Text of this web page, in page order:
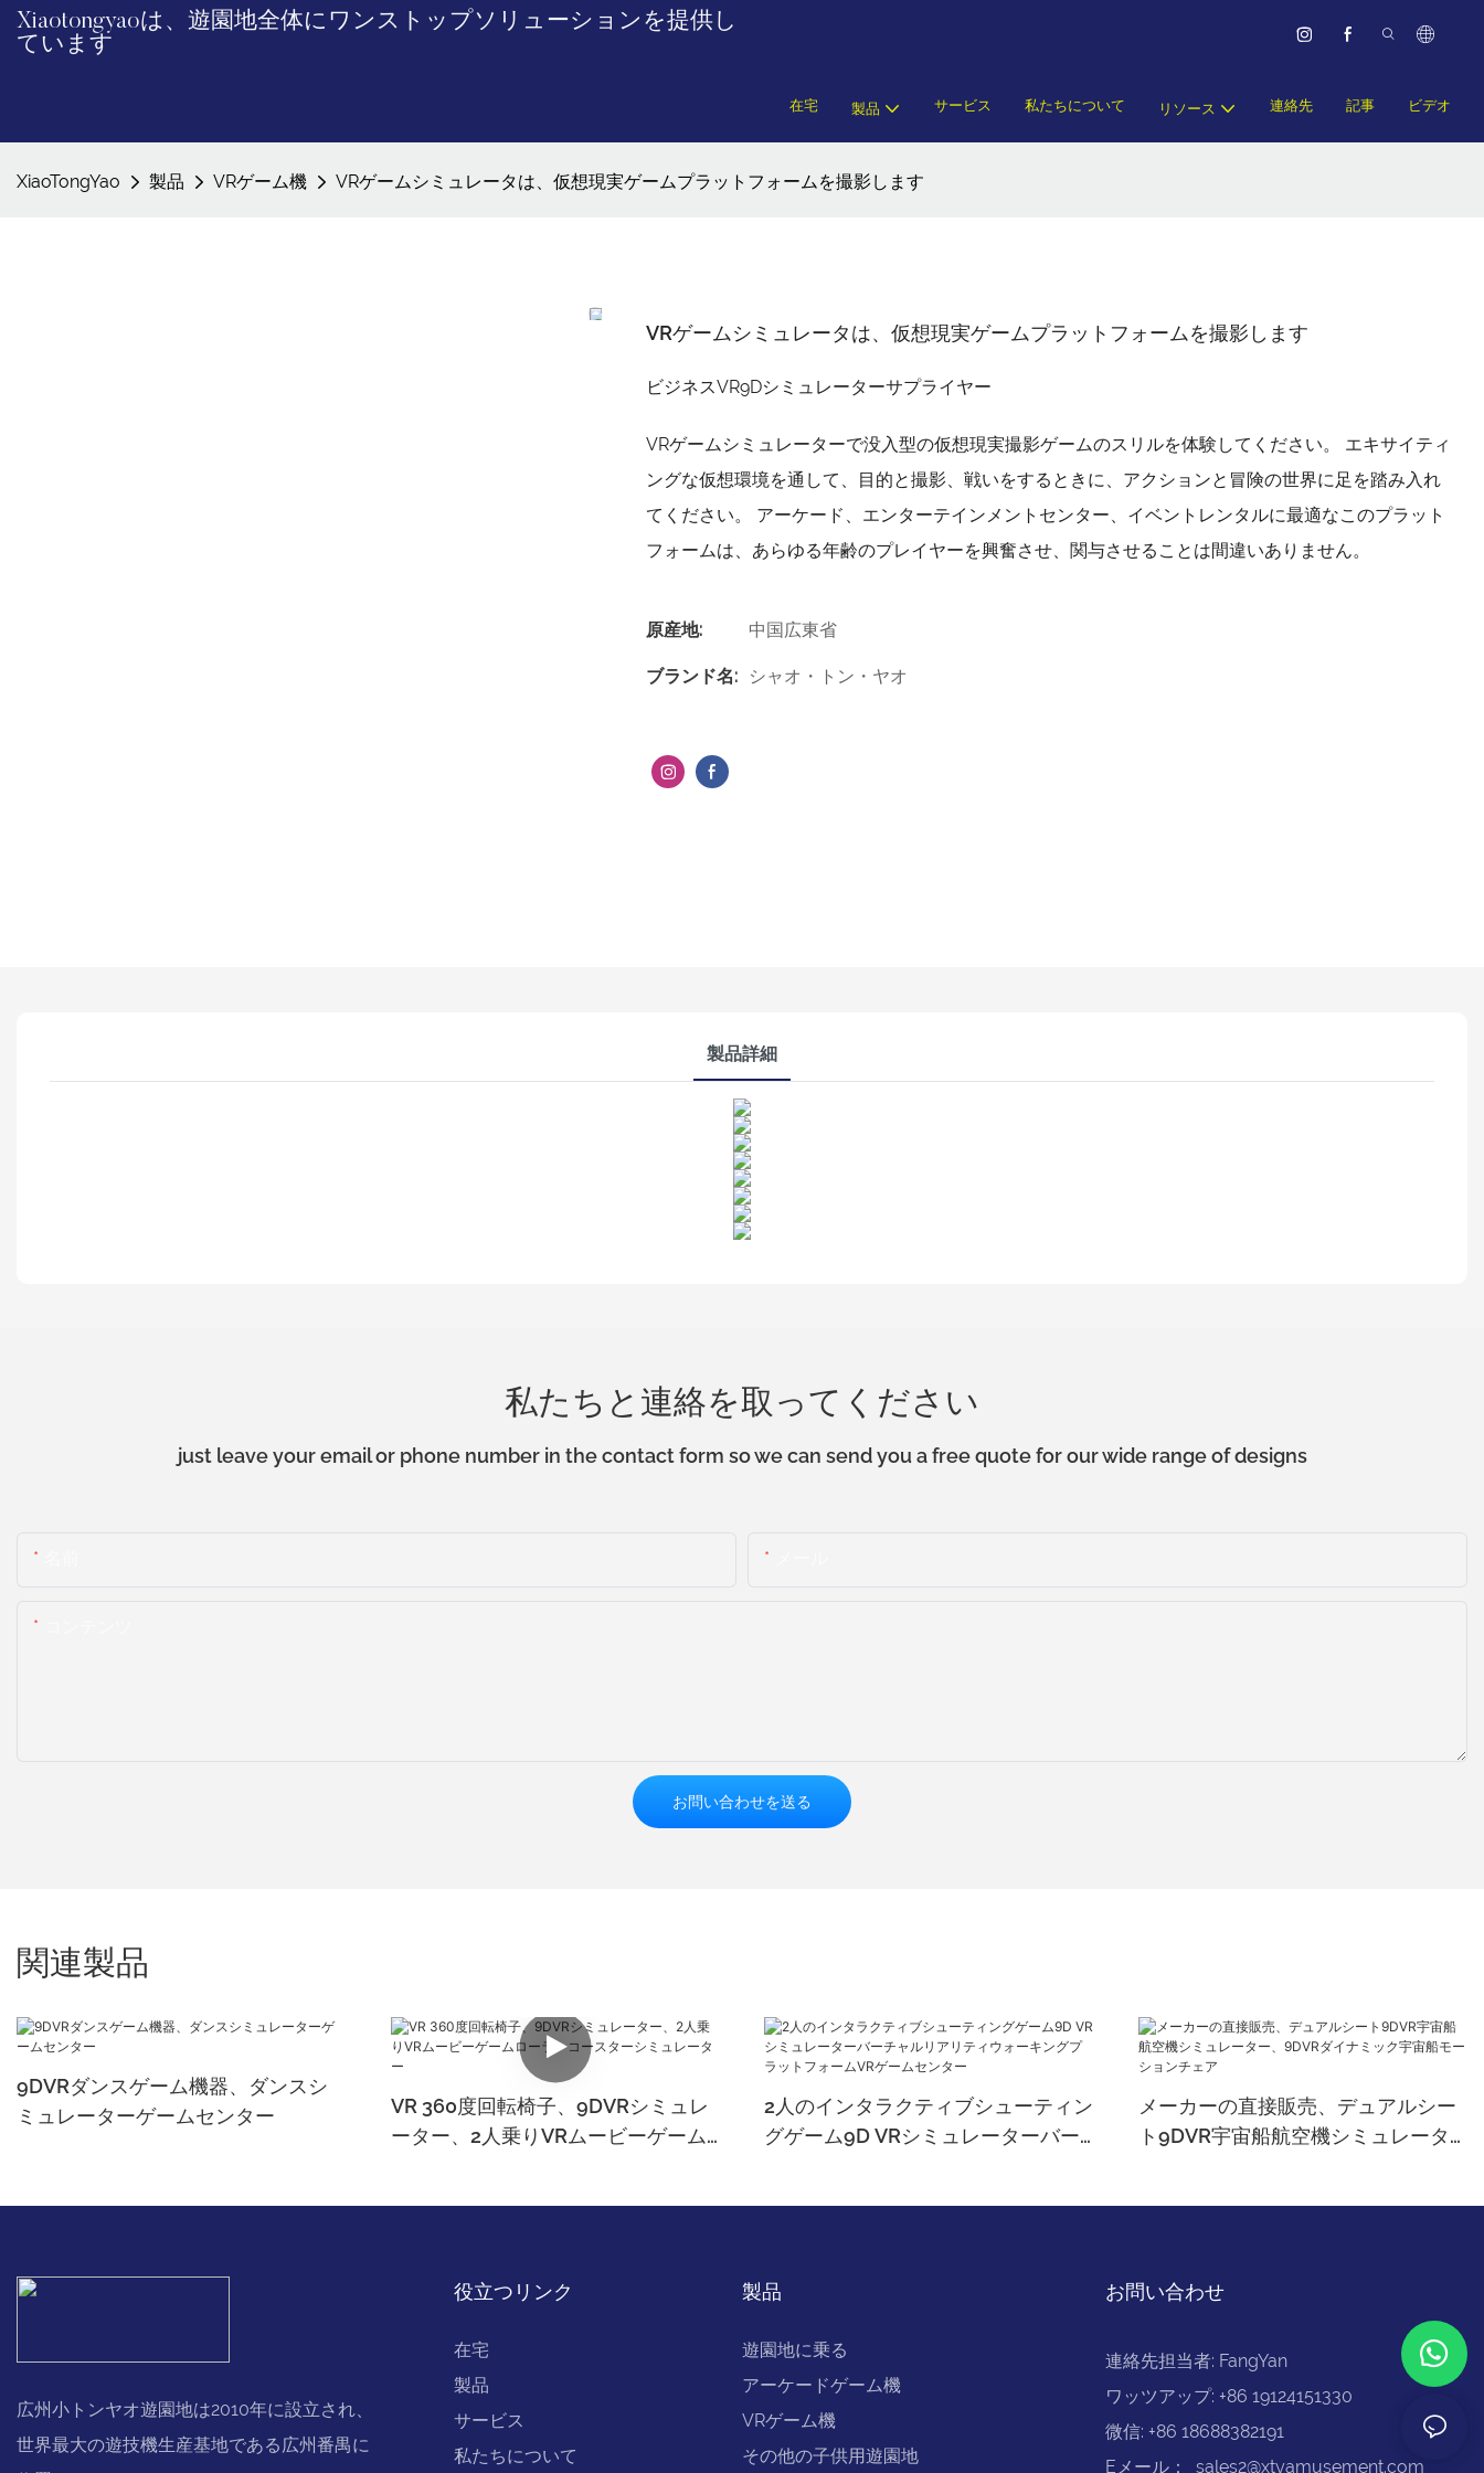
Xiaotongyaoは、遊園地全体にワンストップソリューションを提供し
ています
在宅 製品 サービス 私たちについて リソース 連絡先 記事 ビデオ
XiaoTongYao 製品 VRゲーム機 VRゲームシミュレータは、仮想現実ゲームプラットフォームを撮影します
VRゲームシミュレータは、仮想現実ゲームプラットフォームを撮影します
ビジネスVR9Dシミュレーターサプライヤー
VRゲームシミュレーターで没入型の仮想現実撮影ゲームのスリルを体験してください。 エキサイティ
ングな仮想環境を通して、目的と撮影、戦いをするときに、アクションと冒険の世界に足を踏み入れ
てください。 アーケード、エンターテインメントセンター、イベントレンタルに最適なこのプラット
フォームは、あらゆる年齢のプレイヤーを興奮させ、関与させることは間違いありません。
原産地: 中国広東省
ブランド名: シャオ・トン・ヤオ
製品詳細
私たちと連絡を取ってください
just leave your email or phone number in the contact form so we can send you a free quote for our wide range of designs
お問い合わせを送る
関連製品
9DVRダンスゲーム機器、ダンスシ
ミュレーターゲームセンター
VR 360度回転椅子、9DVRシミュレ
ーター、2人乗りVRムービーゲーム
2人のインタラクティブシューティン
グゲーム9D VRシミュレーターバー
メーカーの直接販売、デュアルシー
ト9DVR宇宙船航空機シミュレータ
広州小トンヤオ遊園地は2010年に設立され、
世界最大の遊技機生産基地である広州番禺に
役立つリンク
在宅
製品
サービス
私たちについて
製品
遊園地に乗る
アーケードゲーム機
VRゲーム機
その他の子供用遊園地
お問い合わせ
連絡先担当者: FangYan
ワッツアップ: +86 19124151330
微信: +86 18688382191
Eメール： sales2@xtyamusement.com